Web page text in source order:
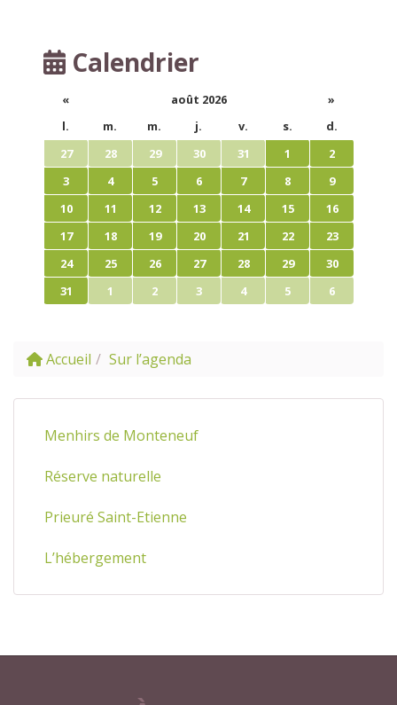
Calendrier
« août 2026
»
l.
m. m. j. v. s.
d.
27
28 29 30 31 1
2
3
4 5 6 7 8
9
10
11 12 13 14 15
16
17
18 19 20 21 22
23
24
25 26 27 28 29
30
31
1 2 3 4 5 6
Accueil Sur l’agenda
Menhirs de Monteneuf
Réserve naturelle
Prieuré Saint-Etienne
L’hébergement